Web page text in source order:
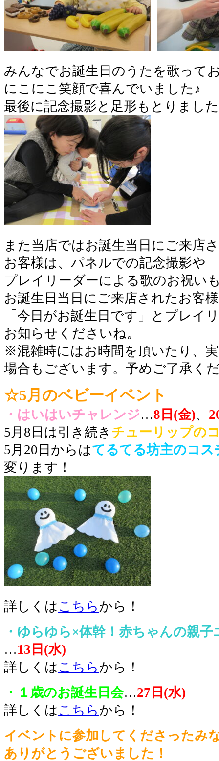
みんなでお誕生日のうたを歌って
にこにこ笑顔で喜んでいました♪
最後に記念撮影と足形もとりまし
また当店ではお誕生当日にご来店
お客様は、パネルでの記念撮影や
プレイリーダーによる歌のお祝い
お誕生日当日にご来店されたお客
「今日がお誕生日です」とプレイ
お知らせくださいね。
※混雑時にはお時間を頂いたり、
場合もございます。予めご了承く
☆5月のベビーイベント
・はいはいチャレンジ…8日(金)、
5月8日は引き続き チューリップの
5月20日からはてるてる坊主のコス
変ります！
詳しくは こちら から！
・ゆらゆら×体幹！赤ちゃんの親
…13 日(水)
詳しくは こちら から！
・１歳のお誕生日会…27日(水)
詳しくは こちら から！
イベントに参加してくださったみ
ありがとうございました！